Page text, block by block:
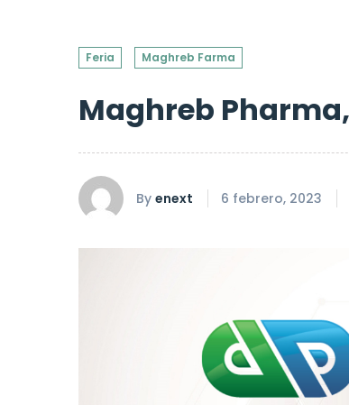
Feria Maghreb Farma
Maghreb
By enext 6 febrero, 2023